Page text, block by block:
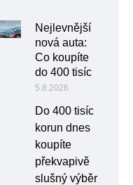
Nejlevnější
nová auta:
Co koupíte
do 400 tisíc
5.8.2026
Do 400 tisíc
korun dnes
koupíte
překvapivě
slušný výběr